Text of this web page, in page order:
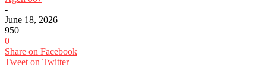
-
June 18, 2026
950
0
Share on Facebook
Tweet on Twitter